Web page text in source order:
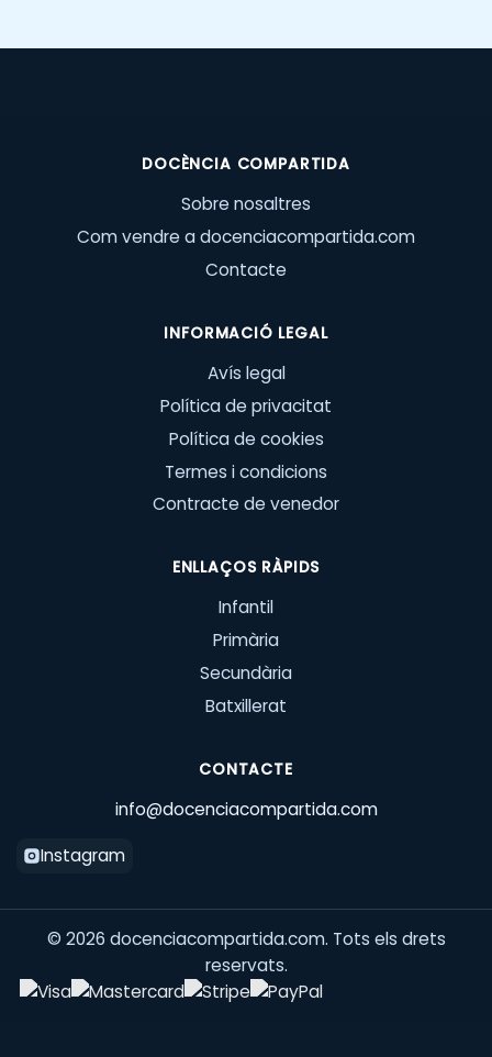
DOCÈNCIA COMPARTIDA
Sobre nosaltres
Com vendre a docenciacompartida.com
Contacte
INFORMACIÓ LEGAL
Avís legal
Política de privacitat
Política de cookies
Termes i condicions
Contracte de venedor
ENLLAÇOS RÀPIDS
Infantil
Primària
Secundària
Batxillerat
CONTACTE
info@docenciacompartida.com
Instagram
© 2026 docenciacompartida.com. Tots els drets
reservats.